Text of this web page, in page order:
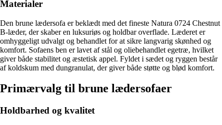
Materialer
Den brune lædersofa er beklædt med det fineste Natura 0724 Chestnut
B-læder, der skaber en luksuriøs og holdbar overflade. Læderet er
omhyggeligt udvalgt og behandlet for at sikre langvarig skønhed og
komfort. Sofaens ben er lavet af stål og oliebehandlet egetræ, hvilket
giver både stabilitet og æstetisk appel. Fyldet i sædet og ryggen består
af koldskum med dungranulat, der giver både støtte og blød komfort.
Primærvalg til brune lædersofaer
Holdbarhed og kvalitet